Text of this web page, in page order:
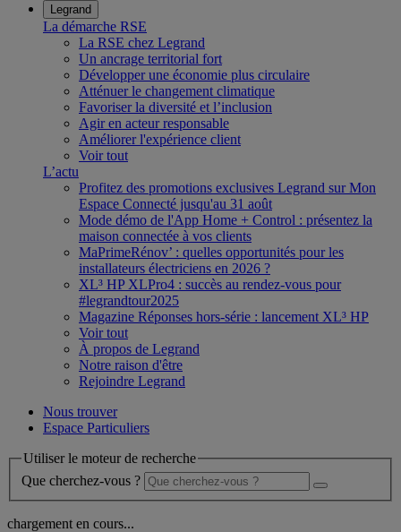
Legrand
La démarche RSE
La RSE chez Legrand
Un ancrage territorial fort
Développer une économie plus circulaire
Atténuer le changement climatique
Favoriser la diversité et l’inclusion
Agir en acteur responsable
Améliorer l'expérience client
Voir tout
L’actu
Profitez des promotions exclusives Legrand sur Mon
Espace Connecté jusqu'au 31 août
Mode démo de l'App Home + Control : présentez la
maison connectée à vos clients
MaPrimeRénov’ : quelles opportunités pour les
installateurs électriciens en 2026 ?
XL³ HP XLPro4 : succès au rendez-vous pour
#legrandtour2025
Magazine Réponses hors-série : lancement XL³ HP
Voir tout
À propos de Legrand
Notre raison d'être
Rejoindre Legrand
Nous trouver
Espace Particuliers
Utiliser le moteur de recherche
Que cherchez-vous ?
chargement en cours...